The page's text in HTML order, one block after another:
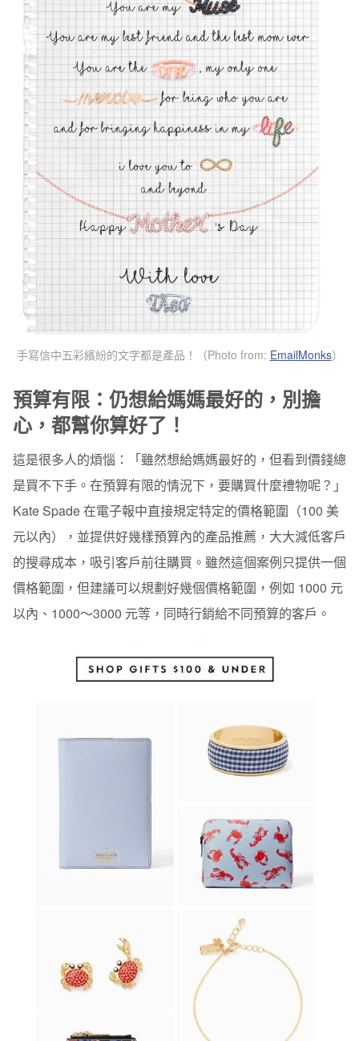
手寫信中五彩繽紛的文字都是產品！（Photo from: EmailMonks）
預算有限：仍想給媽媽最好的，別擔
心，都幫你算好了！
這是很多人的煩惱：「雖然想給媽媽最好的，但看到價錢總
是買不下手。在預算有限的情況下，要購買什麼禮物呢？」
Kate Spade 在電子報中直接規定特定的價格範圍（100 美
元以內），並提供好幾樣預算內的產品推薦，大大減低客戶
的搜尋成本，吸引客戶前往購買。雖然這個案例只提供一個
價格範圍，但建議可以規劃好幾個價格範圍，例如 1000 元
以內、1000～3000 元等，同時行銷給不同預算的客戶。